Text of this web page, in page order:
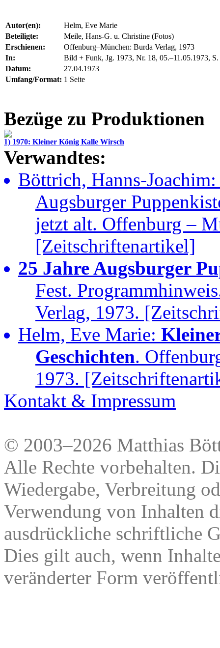
Autor(en):
Helm, Eve Marie
Beteiligte:
Meile, Hans-G. u. Christine (Fotos)
Erschienen:
Offenburg–München: Burda Verlag, 1973
In:
Bild + Funk, Jg. 1973, Nr. 18, 05.–11.05.1973, S.
Datum:
27.04.1973
Umfang/Format: 1 Seite
Bezüge zu Produktionen
1) 1970: Kleiner König Kalle Wirsch
Verwandtes:
Böttrich, Hanns-
Augsburger
jetzt alt. Offenburg –
[Zeitschriftenartikel]
25 Jahre Augsburger
Fest.
Verlag, 1973.
Helm, Eve Marie:
Geschichten.
1973.
Kontakt & Impressum
© 2003–2026 Matthias
Alle Rechte vorbehalten.
Wiedergabe, Verbreitung
Verwendung von Inhalten
ausdrückliche schriftliche
Dies gilt auch, wenn
veränderter Form